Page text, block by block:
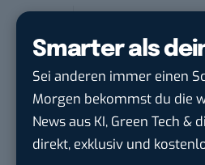
Smarter als
Sei anderen immer einen
Morgen bekommst du die
News aus KI, Green Tech
direkt, exklusiv und
BANNERKÖNIG
Editorial Prompt
Motor Presse
Stuttgart